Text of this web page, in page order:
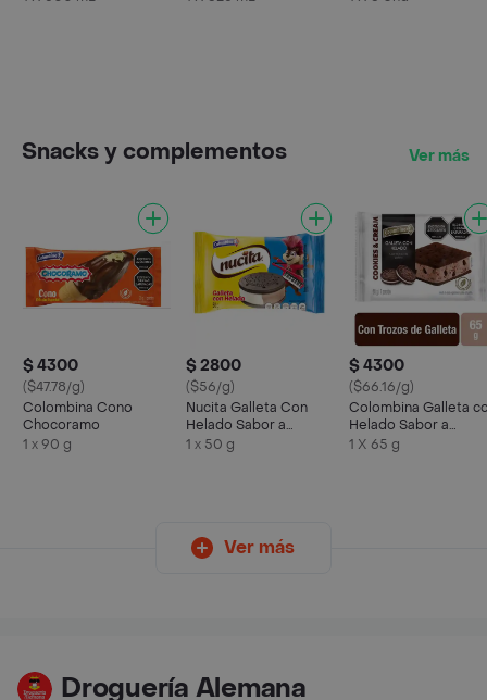
Snacks y complementos Ver más
$ 4300
($47.78/g)
Colombina Cono
Chocoramo
1 x 90 g
$ 2800
($56/g)
Nucita Galleta Con
Helado Sabor a
Chocolate y Crema de
1 x 50 g
$ 4300
($66.16/g)
Colombina Galleta
Helado Sabor a
Cookies & Cream
1 X 65 g
Ver más
Droguería Alemana